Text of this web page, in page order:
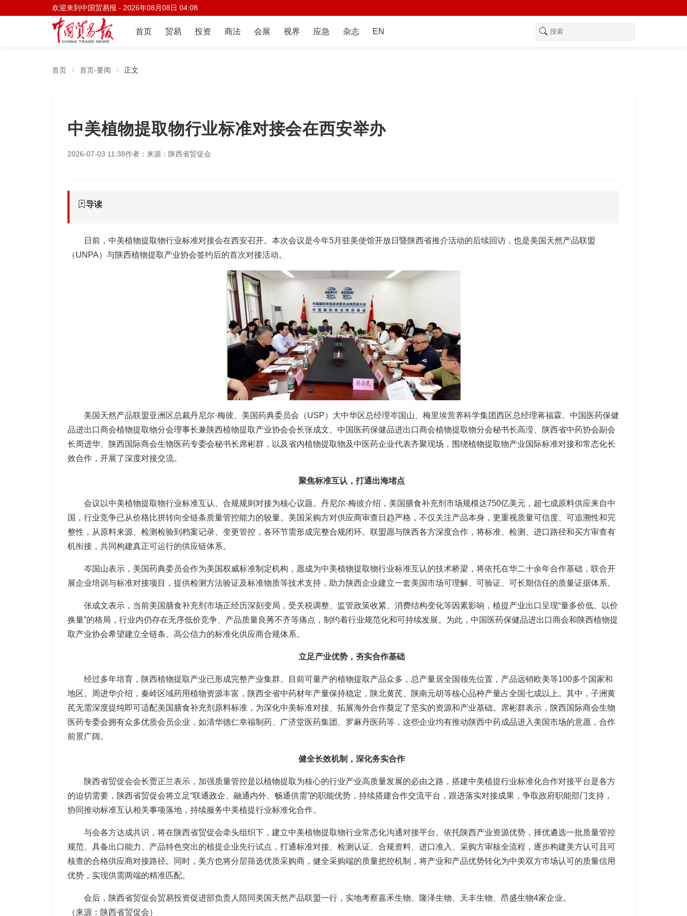
欢迎来到中国贸易报 - 2026年08月08日 04:08
首页 贸易 投资 商法 会展 视界 应急 杂志 EN
首页 首页-要闻 正文
中美植物提取物行业标准对接会在西安举办
2026-07-03 11:38作者： 来源：陕西省贸促会
导读
日前，中美植物提取物行业标准对接会在西安召开。本次会议是今年5月驻美使馆开放日暨陕西省推介活动的后续回访，也是美国天然产品联盟
（UNPA）与陕西植物提取产业协会签约后的首次对接活动。
美国天然产品联盟亚洲区总裁丹尼尔·梅彼、美国药典委员会（USP）大中华区总经理岑国山、梅里埃营养科学集团西区总经理蒋福霖、中国医药保健
品进出口商会植物提取物分会理事长兼陕西植物提取产业协会会长张成文、中国医药保健品进出口商会植物提取物分会秘书长高滢、陕西省中药协会副会
长周进华、陕西国际商会生物医药专委会秘书长席彬群，以及省内植物提取物及中医药企业代表齐聚现场，围绕植物提取物产业国际标准对接和常态化长
效合作，开展了深度对接交流。
聚焦标准互认，打通出海堵点
会议以中美植物提取物行业标准互认、合规规则对接为核心议题。丹尼尔·梅彼介绍，美国膳食补充剂市场规模达750亿美元，超七成原料供应来自中
国，行业竞争已从价格比拼转向全链条质量管控能力的较量。美国采购方对供应商审查日趋严格，不仅关注产品本身，更重视质量可信度、可追溯性和完
整性，从原料来源、检测检验到档案记录、变更管控，各环节需形成完整合规闭环。联盟愿与陕西各方深度合作，将标准、检测、进口路径和买方审查有
机衔接，共同构建真正可运行的供应链体系。
岑国山表示，美国药典委员会作为美国权威标准制定机构，愿成为中美植物提取物行业标准互认的技术桥梁，将依托在华二十余年合作基础，联合开
展企业培训与标准对接项目，提供检测方法验证及标准物质等技术支持，助力陕西企业建立一套美国市场可理解、可验证、可长期信任的质量证据体系。
张成文表示，当前美国膳食补充剂市场正经历深刻变局，受关税调整、监管政策收紧、消费结构变化等因素影响，植提产业出口呈现“量多价低、以价
换量”的格局，行业内仍存在无序低价竞争、产品质量良莠不齐等痛点，制约着行业规范化和可持续发展。为此，中国医药保健品进出口商会和陕西植物提
取产业协会希望建立全链条、高公信力的标准化供应商合规体系。
立足产业优势，夯实合作基础
经过多年培育，陕西植物提取产业已形成完整产业集群。目前可量产的植物提取产品众多，总产量居全国领先位置，产品远销欧美等100多个国家和
地区。周进华介绍，秦岭区域药用植物资源丰富，陕西全省中药材年产量保持稳定，陕北黄芪、陕南元胡等核心品种产量占全国七成以上。其中，子洲黄
芪无需深度提纯即可适配美国膳食补充剂原料标准，为深化中美标准对接、拓展海外合作奠定了坚实的资源和产业基础。席彬群表示，陕西国际商会生物
医药专委会拥有众多优质会员企业，如清华德仁幸福制药、广济堂医药集团、罗麻丹医药等，这些企业均有推动陕西中药成品进入美国市场的意愿，合作
前景广阔。
健全长效机制，深化务实合作
陕西省贸促会会长贾正兰表示，加强质量管控是以植物提取为核心的行业产业高质量发展的必由之路，搭建中美植提行业标准化合作对接平台是各方
的迫切需要，陕西省贸促会将立足“联通政企、融通内外、畅通供需”的职能优势，持续搭建合作交流平台，跟进落实对接成果，争取政府职能部门支持，
协同推动标准互认相关事项落地，持续服务中美植提行业标准化合作。
与会各方达成共识，将在陕西省贸促会牵头组织下，建立中美植物提取物行业常态化沟通对接平台。依托陕西产业资源优势，择优遴选一批质量管控
规范、具备出口能力、产品特色突出的植提企业先行试点，打通标准对接、检测认证、合规资料、进口准入、采购方审核全流程，逐步构建美方认可且可
核查的合格供应商对接路径。同时，美方也将分层筛选优质采购商，健全采购端的质量把控机制，将产业和产品优势转化为中美双方市场认可的质量信用
优势，实现供需两端的精准匹配。
会后，陕西省贸促会贸易投资促进部负责人陪同美国天然产品联盟一行，实地考察嘉禾生物、隆泽生物、天丰生物、昂盛生物4家企业。
（来源：陕西省贸促会）